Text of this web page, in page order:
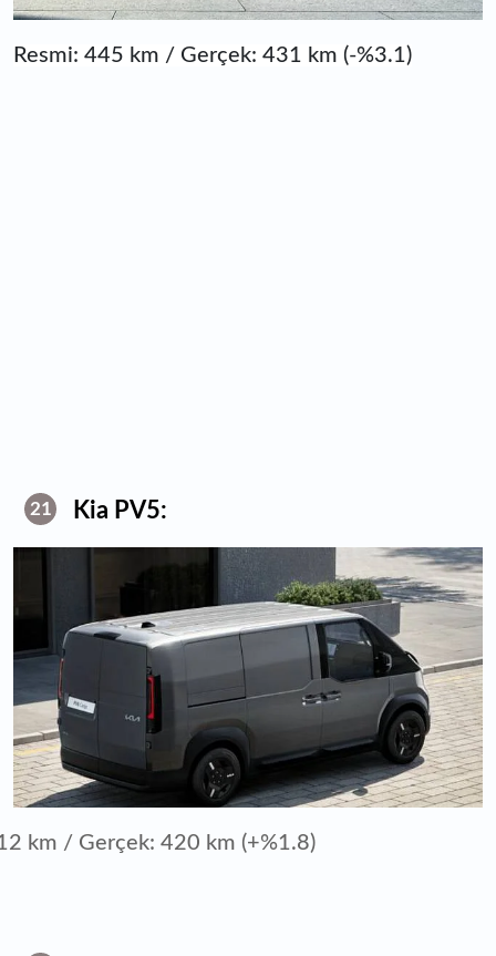
Resmi: 445 km / Gerçek: 431 km (-%3.1)
21 Kia PV5:
km / Gerçek: 420 km (+%1.8)